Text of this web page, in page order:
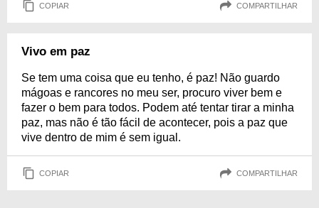
COPIAR COMPARTILHAR
Vivo em paz
Se tem uma coisa que eu tenho, é paz! Não guardo
mágoas e rancores no meu ser, procuro viver bem e
fazer o bem para todos. Podem até tentar tirar a minha
paz, mas não é tão fácil de acontecer, pois a paz que
vive dentro de mim é sem igual.
COPIAR COMPARTILHAR